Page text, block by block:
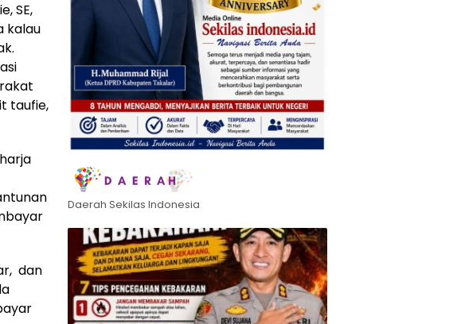
SE,
kalau
taufie,
dan
Daerah Sekilas Indonesia